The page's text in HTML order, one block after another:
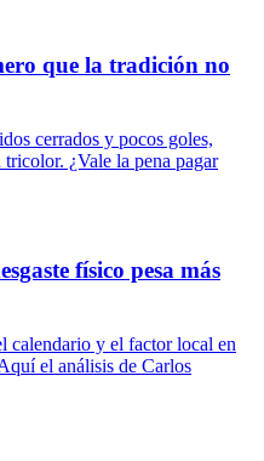
que la tradición no
cerrados y pocos goles,
¿Vale la pena pagar
físico pesa más
calendario y el factor local en
el análisis de Carlos